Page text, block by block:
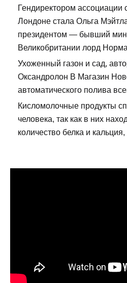
Гендиректором ассоциации
Лондоне стала Ольга
президентом — бывший
Великобритании лорд
Ухоженный газон и сад,
Оксандролон В Магазин
автоматического полива
Кисломолочные продукты
человека, так как в них
количество белка и